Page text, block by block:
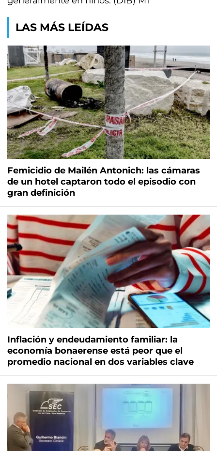
LAS MÁS LEÍDAS
Femicidio de Mailén Antonich: las cámaras
de un hotel captaron todo el episodio con
gran definición
Inflación y endeudamiento familiar: la
economía bonaerense está peor que el
promedio nacional en dos variables clave